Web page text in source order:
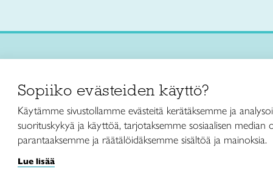
käsityön valtakunnallisista
ja uutisista sekä
toiminnasta.
TILAA UUTISKIRJE
Käsi- ja taideteollisuusliitto Taito ry
Kalevankatu 61
00180 Helsinki
puh. 040 7525 160
Sopiiko evästeiden käyttö?
Käytämme sivustollamme evästeitä kerätäksemme ja
suorituskykyä ja käyttöä, tarjotaksemme sosiaalisen median
parantaaksemme ja räätälöidäksemme sisältöä ja mainoksia.
Lue lisää